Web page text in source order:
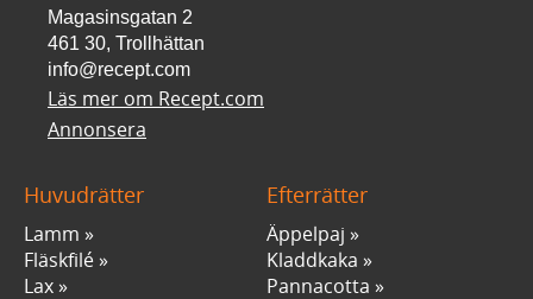
Magasinsgatan 2
461 30, Trollhättan
info@recept.com
Läs mer om Recept.com
Annonsera
Huvudrätter
Lamm
Fläskfilé
Lax
Efterrätter
Äppelpaj
Kladdkaka
Pannacotta